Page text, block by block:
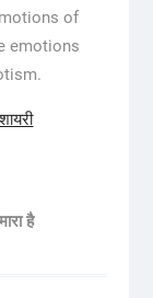
of
emotions
है